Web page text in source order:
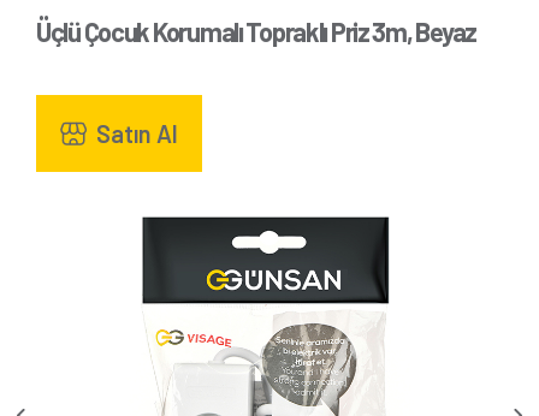
Üçlü Çocuk Korumalı Topraklı Priz 3m, Beyaz
Satın Al